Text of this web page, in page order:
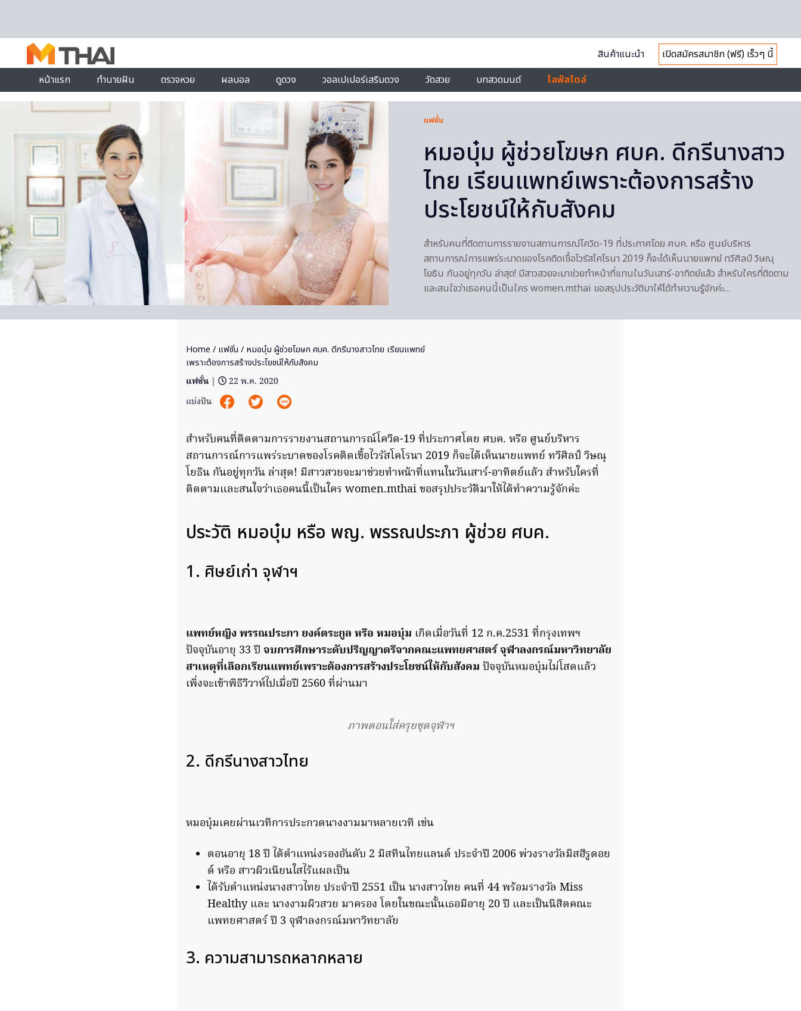
สินค้าแนะนำ
เปิดสมัครสมาชิก (ฟรี) เร็วๆ นี้
หน้าแรก
ทำนายฝัน ตรวจหวย ผลบอล ดูดวง วอลเปเปอร์เสริมดวง วัดสวย บทสวดมนต์ ไลฟ์สไตล์
แฟชั่น
หมอบุ๋ม ผู้ช่วยโฆษก ศบค. ดีกรีนางสาว
ไทย เรียนแพทย์เพราะต้องการสร้าง
ประโยชน์ให้กับสังคม
สำหรับคนที่ติดตามการรายงานสถานการณ์โควิด-19 ที่ประกาศโดย ศบค. หรือ ศูนย์บริหาร
สถานการณ์การแพร่ระบาดของโรคติดเชื้อไวรัสโคโรนา 2019 ​ก็จะได้เห็นนายแพทย์ ทวีศิลป์ วิษณุ
โยธิน กันอยู่ทุกวัน ล่าสุด! มีสาวสวยจะมาช่วยทำหน้าที่แทนในวันเสาร์-อาทิตย์แล้ว สำหรับใครที่ติดตาม
และสนใจว่าเธอคนนี้เป็นใคร women.mthai ขอสรุปประวัติมาให้ได้ทำความรู้จักค่ะ…
Home / แฟชั่น / หมอบุ๋ม ผู้ช่วยโฆษก ศบค. ดีกรีนางสาวไทย เรียนแพทย์
เพราะต้องการสร้างประโยชน์ให้กับสังคม
แฟชั่น |
22 พ.ค. 2020
แบ่งปัน
สำหรับคนที่ติดตามการรายงานสถานการณ์โควิด-19 ที่ประกาศโดย ศบค. หรือ ศูนย์บริหาร
สถานการณ์การแพร่ระบาดของโรคติดเชื้อไวรัสโคโรนา 2019 ​ก็จะได้เห็นนายแพทย์ ทวีศิลป์ วิษณุ
โยธิน กันอยู่ทุกวัน ล่าสุด! มีสาวสวยจะมาช่วยทำหน้าที่แทนในวันเสาร์-อาทิตย์แล้ว สำหรับใครที่
ติดตามและสนใจว่าเธอคนนี้เป็นใคร women.mthai ขอสรุปประวัติมาให้ได้ทำความรู้จักค่ะ
ประวัติ หมอบุ๋ม หรือ พญ. พรรณประภา ผู้ช่วย ศบค.
1. ศิษย์เก่า จุฬาฯ
แพทย์หญิง พรรณประภา ยงค์ตระกูล หรือ หมอบุ๋ม เกิดเมื่อวันที่ 12 ก.ค.2531 ที่กรุงเทพฯ
ปัจจุบันอายุ 33 ปี จบการศึกษาระดับปริญญาตรีจากคณะแพทยศาสตร์ จุฬาลงกรณ์มหาวิทยาลัย
สาเหตุที่เลือกเรียนแพทย์เพราะต้องการสร้างประโยชน์ให้กับสังคม ปัจจุบันหมอบุ๋มไม่โสดแล้ว
เพิ่งจะเข้าพิธีวิวาห์ไปเมื่อปี 2560 ที่ผ่านมา
ภาพตอนใส่ครุยชุดจุฬาฯ
2. ดีกรีนางสาวไทย
หมอบุ๋มเคยผ่านเวทีการประกวดนางงามมาหลายเวที เช่น
ตอนอายุ 18 ปี ได้ตำแหน่งรองอันดับ 2 มิสทีนไทยแลนด์ ประจำปี 2006 พ่วงรางวัลมิสฮีรูดอย
ด์ หรือ สาวผิวเนียนใสไร้แผลเป็น
ได้รับตำแหน่งนางสาวไทย ประจำปี 2551 เป็น นางสาวไทย คนที่ 44 พร้อมรางวัล Miss
Healthy และ นางงามผิวสวย มาครอง โดยในขณะนั้นเธอมีอายุ 20 ปี และเป็นนิสิตคณะ
แพทยศาสตร์ ปี 3 จุฬาลงกรณ์มหาวิทยาลัย
3. ความสามารถหลากหลาย